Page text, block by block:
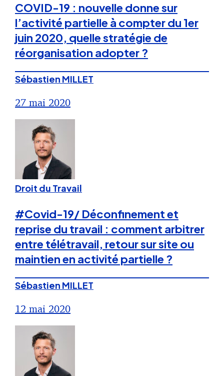
COVID-19 : nouvelle donne sur
l’activité partielle à compter du 1er
juin 2020, quelle stratégie de
réorganisation adopter ?
Sébastien MILLET
27 mai 2020
Droit du Travail
#Covid-19/ Déconfinement et
reprise du travail : comment arbitrer
entre télétravail, retour sur site ou
maintien en activité partielle ?
Sébastien MILLET
12 mai 2020